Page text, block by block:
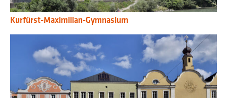
Kurfürst-Maximilian-Gymnasium